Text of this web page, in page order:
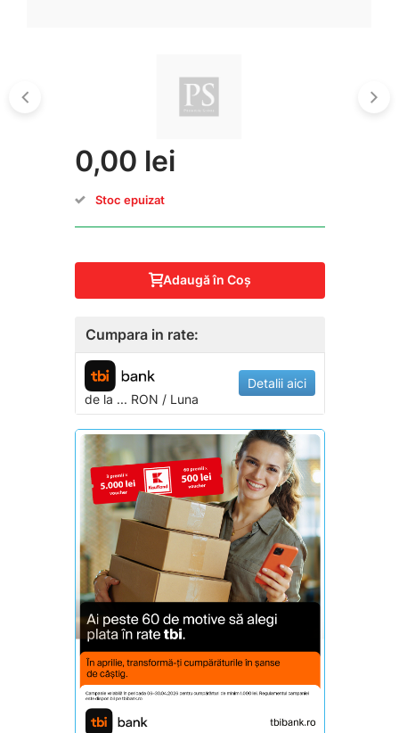
0,00 lei
Stoc epuizat
Adaugă în Coş
Cumpara in rate:
de la ... RON / Luna
Detalii aici